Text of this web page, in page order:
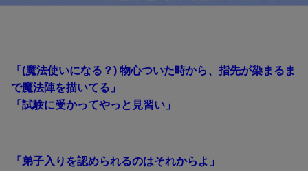
「(魔法使いになる？) 物心ついた時から、指先が染まるま
で魔法陣を描いてる」
「試験に受かってやっと見習い」
「弟子入りを認められるのはそれからよ」